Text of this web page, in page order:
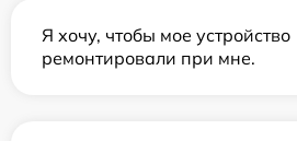
Я хочу, чтобы мое устройство
ремонтировали при мне.